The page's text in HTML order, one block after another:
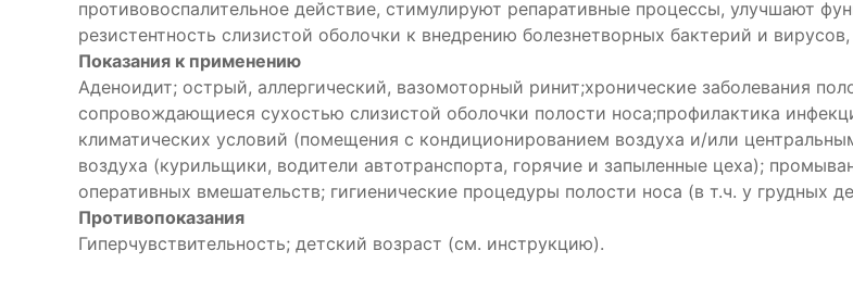
противовоспалительное действие, стимулируют репаративные процессы, улучшают
резистентность слизистой оболочки к внедрению болезнетворных бактерий и
Показания к применению
Аденоидит; острый, аллергический, вазомоторный ринит;хронические заболевания
сопровождающиеся сухостью слизистой оболочки полости носа;профилактика
климатических условий (помещения с кондиционированием воздуха и/или
воздуха (курильщики, водители автотранспорта, горячие и запыленные цеха);
оперативных вмешательств; гигиенические процедуры полости носа (в т.ч. у грудных
Противопоказания
Гиперчувствительность; детский возраст (см. инструкцию).